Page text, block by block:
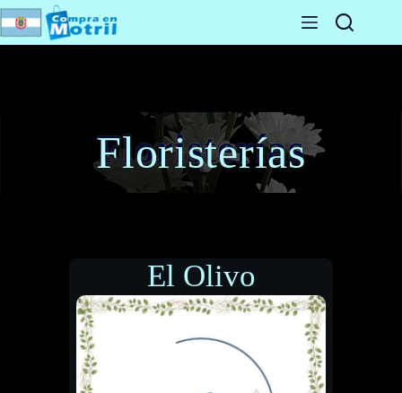
Saltar
al
contenido
Floristerías
El Olivo